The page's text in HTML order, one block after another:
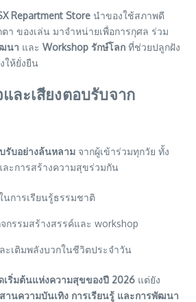
Repartment Store นำของใช้สภาพดี
ตา ของเล่น มาจำหน่ายเพื่อการกุศล ร่วม
นา และ Workshop รักษ์โลก ที่ช่วยปลูกฝัง
ให้ยั่งยืน
ละเสียงตอบรับจาก
รับอย่างล้นหลาม จากผู้เข้าร่วมทุกวัย ทั้ง
ละการสร้างความสุขร่วมกัน
การเรียนรู้ธรรมชาติ
กรรมสร้างสรรค์และ workshop
เติมพลังบวกในชีวิตประจำวัน
เริ่มต้นแห่งความสุขของปี 2026 แต่ยัง
านความบันเทิง การเรียนรู้ และการพัฒนา